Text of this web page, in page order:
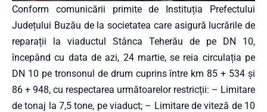
Conform comunicării primite de Instituția Prefectului
Județului Buzău de la societatea care asigură lucrările de
reparații la viaductul Stânca Teherău de pe DN 10,
începând cu data de azi, 24 martie, se reia circulația pe
DN 10 pe tronsonul de drum cuprins între km 85 + 534 și
86 + 948, cu respectarea următoarelor restricții: – Limitare
de tonaj la 7,5 tone, pe viaduct; – Limitare de viteză de 10